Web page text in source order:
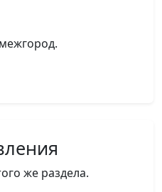
же раздела.